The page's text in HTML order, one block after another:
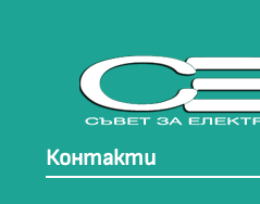
Контакти